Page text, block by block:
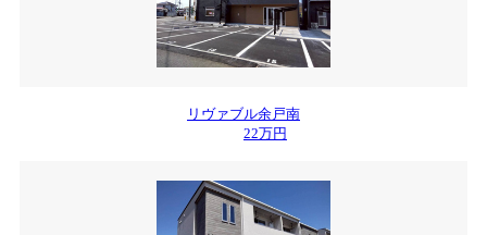
リヴァブル余戸南
22万円